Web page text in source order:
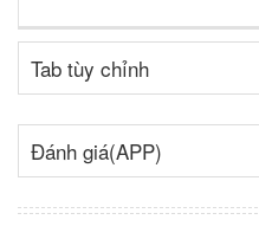
Tab tùy chỉnh
Đánh giá(APP)